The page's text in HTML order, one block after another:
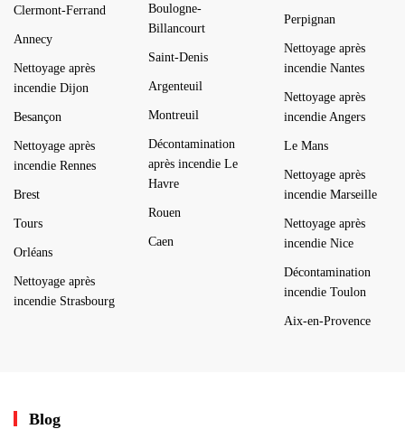
Clermont-Ferrand
Annecy
Nettoyage après
incendie Dijon
Besançon
Nettoyage après
incendie Rennes
Brest
Tours
Orléans
Nettoyage après
incendie Strasbourg
Boulogne-
Billancourt
Saint-Denis
Argenteuil
Montreuil
Décontamination
après incendie Le
Havre
Rouen
Caen
Perpignan
Nettoyage après
incendie Nantes
Nettoyage après
incendie Angers
Le Mans
Nettoyage après
incendie Marseille
Nettoyage après
incendie Nice
Décontamination
incendie Toulon
Aix-en-Provence
Blog